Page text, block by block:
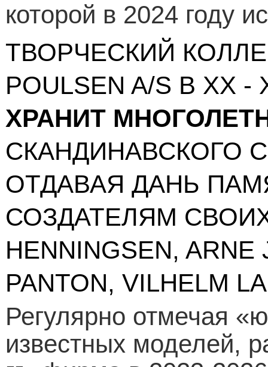
которой в 2024 году
ТВОРЧЕСКИЙ
POULSEN A/S В XX -
ХРАНИТ
СКАНДИНАВСКОГО
ОТДАВАЯ ДАНЬ
СОЗДАТЕЛЯМ
HENNINGSEN, ARNE
PANTON, VILHELM
Регулярно отмечая
известных моделей,